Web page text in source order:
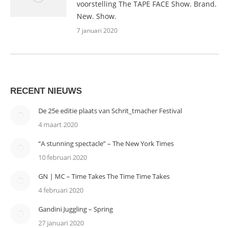
voorstelling The TAPE FACE Show. Brand.
New. Show.
7 januari 2020
RECENT NIEUWS
De 25e editie plaats van Schrit_tmacher Festival
4 maart 2020
“A stunning spectacle” – The New York Times
10 februari 2020
GN | MC – Time Takes The Time Time Takes
4 februari 2020
Gandini Juggling – Spring
27 januari 2020